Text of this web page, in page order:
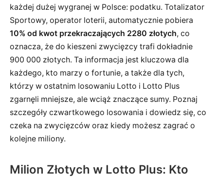
każdej dużej wygranej w Polsce: podatku. Totalizator
Sportowy, operator loterii, automatycznie pobiera
10% od kwot przekraczających 2280 złotych, co
oznacza, że do kieszeni zwycięzcy trafi dokładnie
900 000 złotych. Ta informacja jest kluczowa dla
każdego, kto marzy o fortunie, a także dla tych,
którzy w ostatnim losowaniu Lotto i Lotto Plus
zgarnęli mniejsze, ale wciąż znaczące sumy. Poznaj
szczegóły czwartkowego losowania i dowiedz się, co
czeka na zwycięzców oraz kiedy możesz zagrać o
kolejne miliony.
Milion Złotych w Lotto Plus: Kto